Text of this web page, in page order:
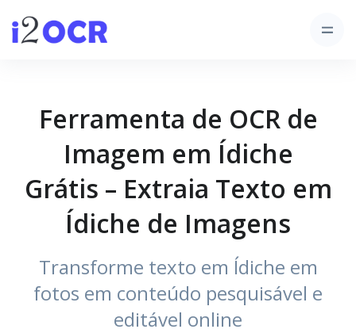
Ferramenta de OCR de
Imagem em Ídiche
Grátis – Extraia Texto em
Ídiche de Imagens
Transforme texto em Ídiche em
fotos em conteúdo pesquisável e
editável online